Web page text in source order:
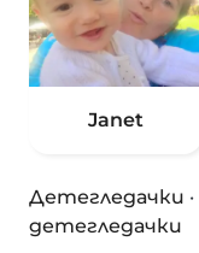
Janet
Детегледачки ·
детегледачки